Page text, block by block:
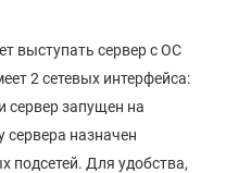
выступать сервер с ОС
2 сетевых интерфейса:
сервер запущен на
сервера назначен
подсетей. Для удобства,